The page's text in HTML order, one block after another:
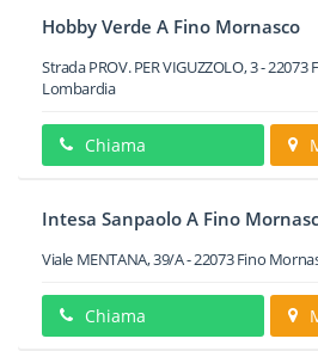
Hobby Verde A Fino Mornasco
Strada PROV. PER VIGUZZOLO, 3-22073
Lombardia
Chiama
Intesa Sanpaolo A Fino
Viale MENTANA, 39/A-22073 Fino
Chiama